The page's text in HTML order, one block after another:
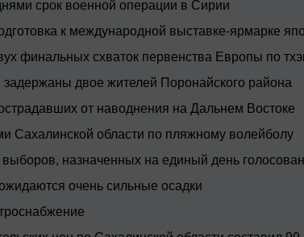
срок военной операции в Сирии
к международной выставке-ярмарке
финальных схваток первенства Европы по
двое жителей Поронайского района
от наводнения на Дальнем Востоке
Сахалинской области по пляжному волейболу
назначенных на единый день
очень сильные осадки